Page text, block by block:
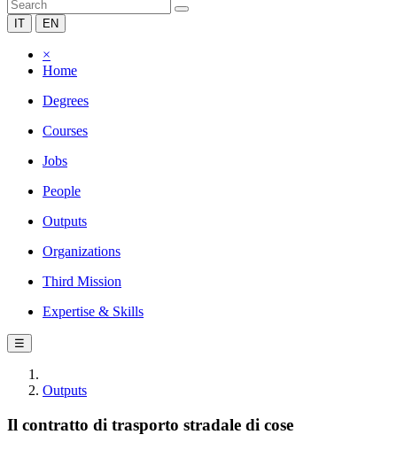
IT EN
×
Home
Degrees
Courses
Jobs
People
Outputs
Organizations
Third Mission
Expertise & Skills
☰
Outputs
Il contratto di trasporto stradale di cose